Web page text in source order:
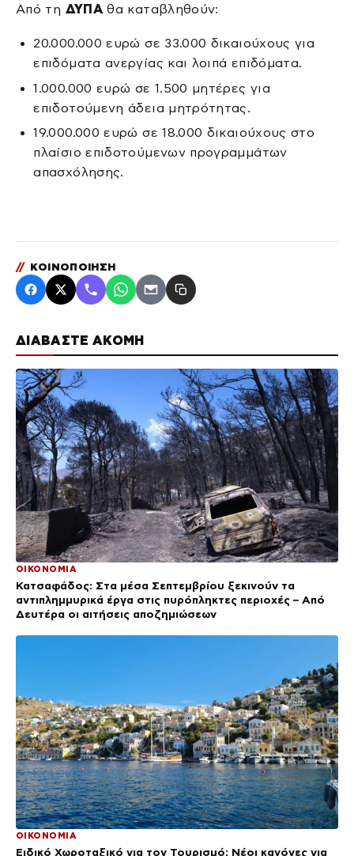
ΔΙΑΒΑΣΤΕ ΑΚΟΜΗ
ΟΙΚΟΝΟΜΙΑ
Κατσαφάδος: Στα μέσα Σεπτεμβρίου ξεκινούν τα
αντιπλημμυρικά έργα στις πυρόπληκτες περιοχές – Από
Δευτέρα οι αιτήσεις αποζημιώσεων
ΟΙΚΟΝΟΜΙΑ
Ειδικό Χωροταξικό για τον Τουρισμό: Νέοι κανόνες για
Από τη ΔΥΠΑθα καταβληθούν:
20.000.000 ευρώ σε 33.000 δικαιούχους για
επιδόματα ανεργίας και λοιπά επιδόματα.
1.000.000 ευρώ σε 1.500 μητέρες για
επιδοτούμενη άδεια μητρότητας.
19.000.000 ευρώ σε 18.000 δικαιούχους στο
πλαίσιο επιδοτούμενων προγραμμάτων
απασχόλησης.
// ΚΟΙΝΟΠΟΙΗΣΗ